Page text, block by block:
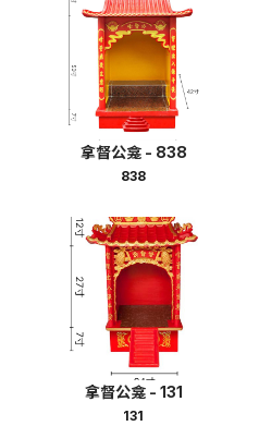
拿督公龛 - 838
838
拿督公龛 - 131
131